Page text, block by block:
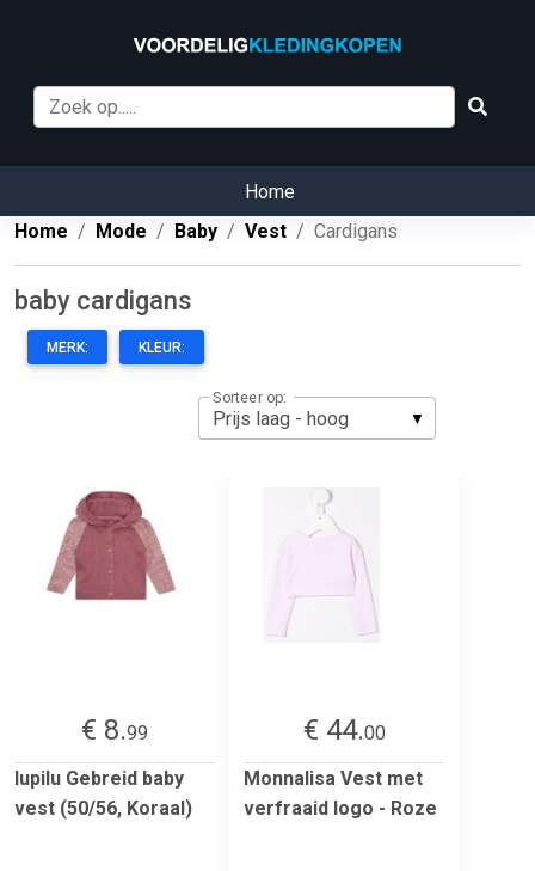
Home
Home
Mode Baby Vest Cardigans
baby cardigans
MERK: KLEUR:
Sorteer op:
€ 8.99
lupilu Gebreid baby
vest (50/56, Koraal)
€ 44.00
Monnalisa Vest met
verfraaid logo - Roze